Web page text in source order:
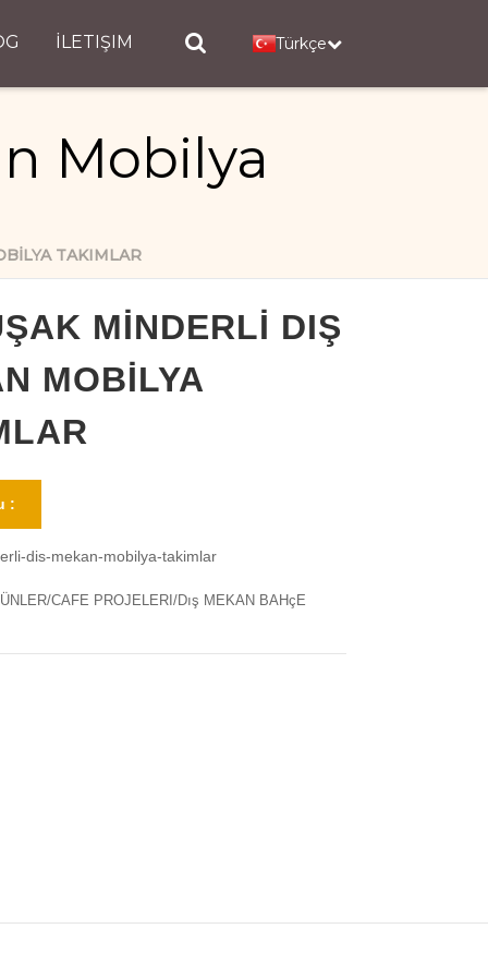
İLETIŞIM Türkçe
Mobilya
TAKIMLAR
MINDERLI DIŞ
MOBILYA
:
dis-mekan-mobilya-takimlar
CAFE PROJELERI/Dış MEKAN BAHçE